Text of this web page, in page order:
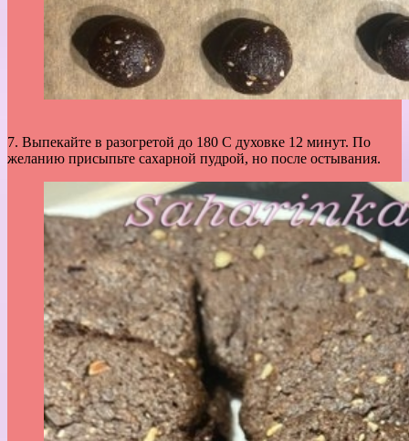
7. Выпекайте в разогретой до 180 С духовке 12 минут. По
желанию присыпьте сахарной пудрой, но после остывания.